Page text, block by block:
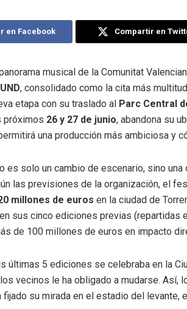
en Facebook Compartir en
musical de la Comunitat
, consolidado como la cita más
etapa con su traslado al Parc Central
próximos 26 y 27 de junio, abandona su
una producción más ambiciosa y
es solo un cambio de escenario, sino
las previsiones de la organización, el
millones de euros en la ciudad de
sus cinco ediciones previas (repartidas
de 100 millones de euros en impacto
últimas 5 ediciones se celebraba en la
vecinos le ha obligado a mudarse.
su mirada en el estadio del levante,